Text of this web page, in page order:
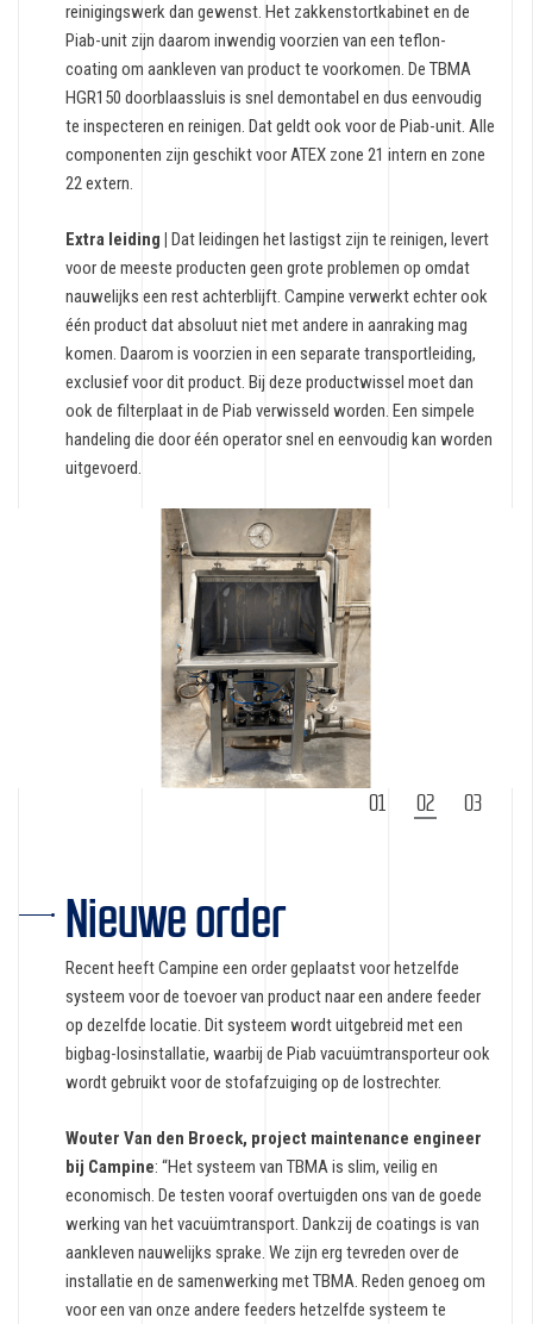
reinigingswerk dan gewenst. Het zakkenstortkabinet en de
Piab-unit zijn daarom inwendig voorzien van een teflon-
coating om aankleven van product te voorkomen. De TBMA
HGR150 doorblaassluis is snel demontabel en dus eenvoudig
te inspecteren en reinigen. Dat geldt ook voor de Piab-unit. Alle
componenten zijn geschikt voor ATEX zone 21 intern en zone
22 extern.
Extra leiding | Dat leidingen het lastigst zijn te reinigen, levert
voor de meeste producten geen grote problemen op omdat
nauwelijks een rest achterblijft. Campine verwerkt echter ook
één product dat absoluut niet met andere in aanraking mag
komen. Daarom is voorzien in een separate transportleiding,
exclusief voor dit product. Bij deze productwissel moet dan
ook de filterplaat in de Piab verwisseld worden. Een simpele
handeling die door één operator snel en eenvoudig kan worden
uitgevoerd.
1 2 3
Nieuwe order
Recent heeft Campine een order geplaatst voor hetzelfde
systeem voor de toevoer van product naar een andere feeder
op dezelfde locatie. Dit systeem wordt uitgebreid met een
bigbag-losinstallatie, waarbij de Piab vacuümtransporteur ook
wordt gebruikt voor de stofafzuiging op de lostrechter.
Wouter Van den Broeck, project maintenance engineer
bij Campine: “Het systeem van TBMA is slim, veilig en
economisch. De testen vooraf overtuigden ons van de goede
werking van het vacuümtransport. Dankzij de coatings is van
aankleven nauwelijks sprake. We zijn erg tevreden over de
installatie en de samenwerking met TBMA. Reden genoeg om
voor een van onze andere feeders hetzelfde systeem te